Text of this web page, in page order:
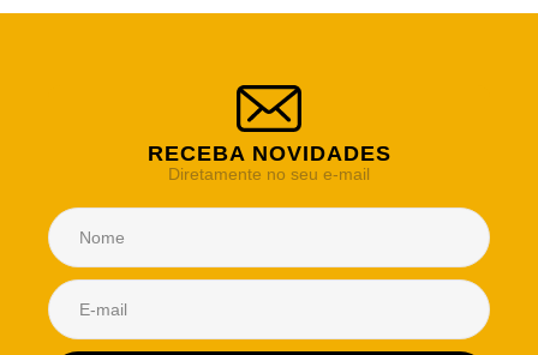
RECEBA NOVIDADES
Diretamente no seu e-mail